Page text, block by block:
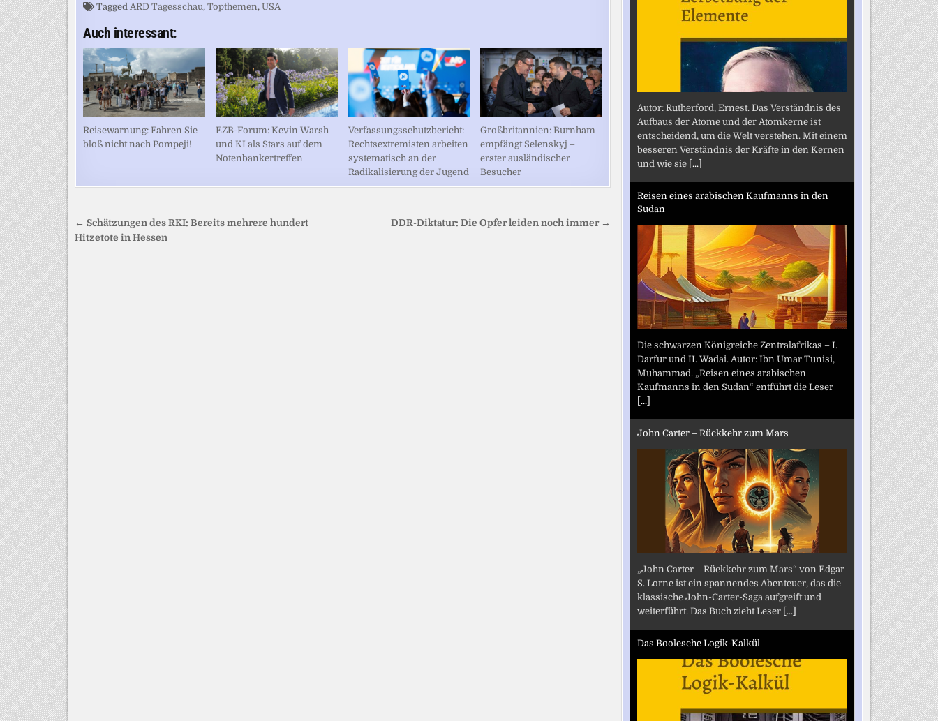
Tagged ARD Tagesschau, Topthemen, USA
Auch interessant:
Reisewarnung: Fahren Sie
bloß nicht nach Pompeji!
EZB-Forum: Kevin Warsh
und KI als Stars auf dem
Notenbankertreffen
Verfassungsschutzbericht:
Rechtsextremisten arbeiten
systematisch an der
Radikalisierung der Jugend
Großbritannien: Burnham
empfängt Selenskyj –
erster ausländischer
Besucher
Beitragsnavigation DDR-Diktatur: Die Opfer leiden noch immer →
← Schätzungen des RKI: Bereits mehrere hundert
Hitzetote in Hessen
Autor: Rutherford, Ernest. Das Verständnis des
Aufbaus der Atome und der Atomkerne ist
entscheidend, um die Welt verstehen. Mit einem
besseren Verständnis der Kräfte in den Kernen
und wie sie [...]
Reisen eines arabischen Kaufmanns in den
Sudan
Die schwarzen Königreiche Zentralafrikas – I.
Darfur und II. Wadai. Autor: Ibn Umar Tunisi,
Muhammad. „Reisen eines arabischen
Kaufmanns in den Sudan“ entführt die Leser
[...]
John Carter – Rückkehr zum Mars
„John Carter – Rückkehr zum Mars“ von Edgar
S. Lorne ist ein spannendes Abenteuer, das die
klassische John-Carter-Saga aufgreift und
weiterführt. Das Buch zieht Leser [...]
Das Boolesche Logik-Kalkül